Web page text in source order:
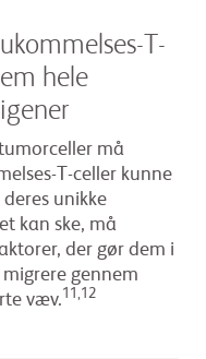
T-
hele
må
T-celler kunne
unikke
kan ske, må
der gør dem i
gennem
væv.11,12